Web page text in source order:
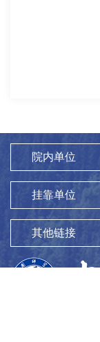
院内单位
挂靠单位
其他链接